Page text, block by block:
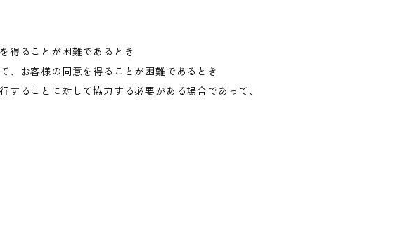
得ることが困難であるとき
、お客様の同意を得ることが困難であるとき
することに対して協力する必要がある場合であって、